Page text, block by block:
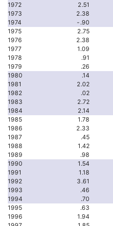
1972
2.51
1973
2.38
1974
-.90
1975
2.75
1976
2.38
1977
1.09
1978
.91
1979
.26
1980
.14
1981
2.02
1982
.02
1983
2.72
1984
2.14
1985
1.78
1986
2.33
1987
.45
1988
1.42
1989
.98
1990
1.54
1991
1.18
1992
3.61
1993
.46
1994
.70
1995
.63
1996
1.94